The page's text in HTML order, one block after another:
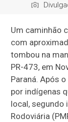
Um caminhão
com
tombou na
PR-473, em
Paraná. Após
por indígenas
local, segundo
Rodoviária